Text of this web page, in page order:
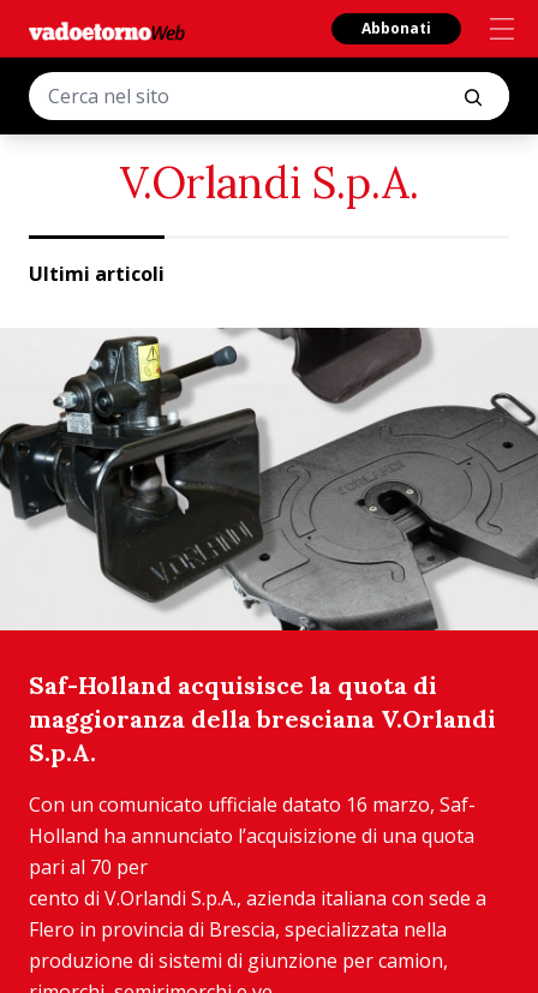
Abbonati
V.Orlandi S.p.A.
Ultimi articoli
Saf-Holland acquisisce la quota di
maggioranza della bresciana V.Orlandi
S.p.A.
Con un comunicato ufficiale datato 16 marzo, Saf-
Holland ha annunciato l’acquisizione di una quota
pari al 70 per
cento di V.Orlandi S.p.A., azienda italiana con sede a
Flero in provincia di Brescia, specializzata nella
produzione di sistemi di giunzione per camion,